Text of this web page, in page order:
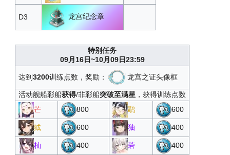
35000
33 40000
34 45000 随机改造图纸T3
35 50000 高级定向蓝图·四期
36 55000 随机改造图纸T3
37 60000 杣
38 80000 藏王科技箱T5
39 100000 藏王科技箱T5
D3 龙宫纪念章
特别任务
09月16日~10月09日23:59
达到3200训练点数，奖励： 龙宫之证头像框
活动舰船彩船获得/非彩船突破至满星 ，获得训练点数
芒
800 鹖 600
狘 600 㹨 400
杣 400 菪
400